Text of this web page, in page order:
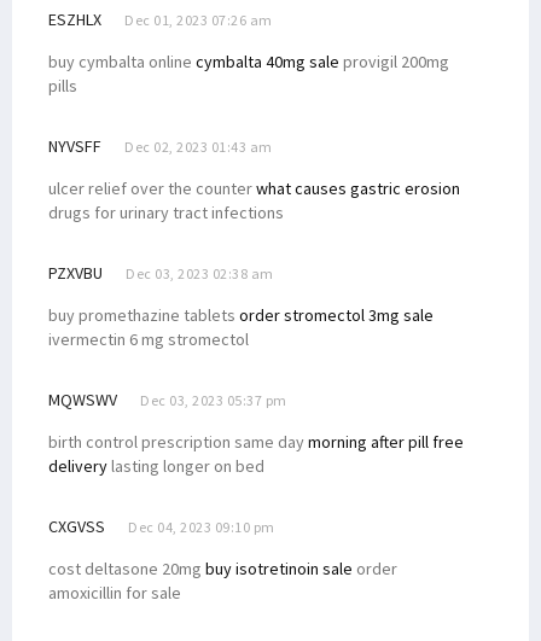
ESZHLX Dec 01, 2023 07:26 am
buy cymbalta online cymbalta 40mg sale provigil 200mg
pills
NYVSFF Dec 02, 2023 01:43 am
ulcer relief over the counterwhat causes gastric erosion
drugs for urinary tract infections
PZXVBU Dec 03, 2023 02:38 am
buy promethazine tablets order stromectol 3mg sale
ivermectin 6 mg stromectol
MQWSWV Dec 03, 2023 05:37 pm
birth control prescription same daymorning after pill free
deliverylasting longer on bed
CXGVSS Dec 04, 2023 09:10 pm
cost deltasone 20mg buy isotretinoin sale order
amoxicillin for sale